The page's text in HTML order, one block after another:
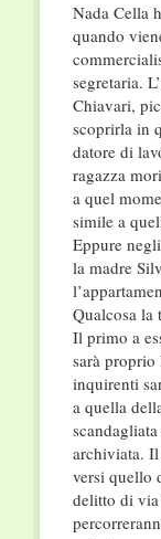
Nada Cella
quando
segretaria.
Chiavari,
scoprirla in
datore di
ragazza
a quel
simile a
Eppure
la madre
Qualcosa la
Il primo a
sarà proprio
inquirenti
a quella
archiviata.
versi quello
delitto di